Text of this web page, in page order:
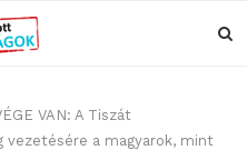
VAN: A Tiszát
vezetésére a magyarok, mint